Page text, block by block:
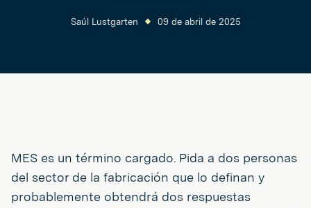
Saúl Lustgarten 09 de abril de 2025
MES es un término cargado. Pida a dos personas
del sector de la fabricación que lo definan y
probablemente obtendrá dos respuestas